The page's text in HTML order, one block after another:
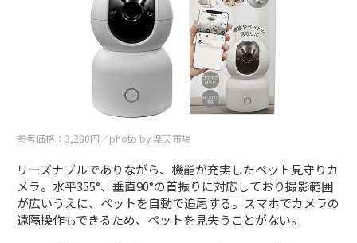
参考価格：3,280円／photo by 楽天市場
リーズナブルでありながら、機能が充実したペット見守りカ
メラ。水平355°、垂直90°の首振りに対応しており撮影範囲
が広いうえに、ペットを自動で追尾する。スマホでカメラの
遠隔操作もできるため、ペットを見失うことがない。